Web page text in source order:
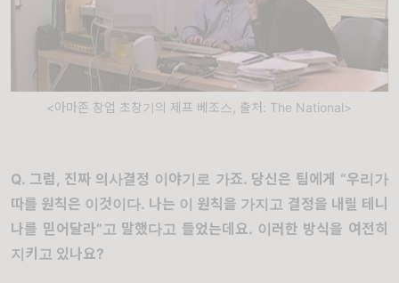
<아마존 창업 초창기의 제프 베조스, 출처: The National>
Q. 그럼, 진짜 의사결정 이야기로 가죠. 당신은 팀에게 “우리가
따를 원칙은 이것이다. 나는 이 원칙을 가지고 결정을 내릴 테니
나를 믿어달라”고 말했다고 들었는데요. 이러한 방식을 여전히
지키고 있나요?